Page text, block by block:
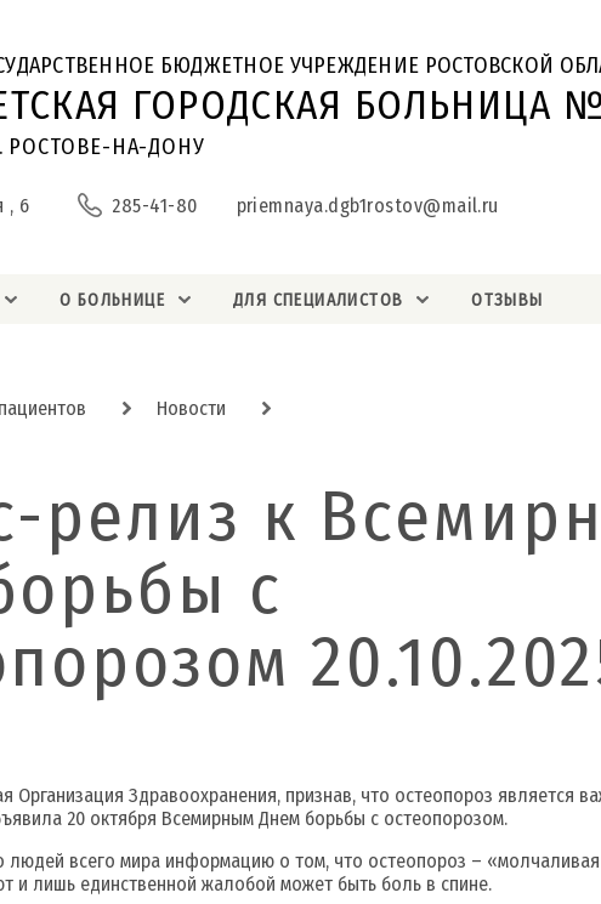
ГОРОДСКАЯ БОЛЬНИЦА
РОСТОВЕ-НА-ДОНУ
БЮДЖЕТНОЕ УЧРЕЖДЕНИЕ РОСТОВСКОЙ
, 6 285-41-80 priemnaya.dgb1rostov@mail.ru
О БОЛЬНИЦЕ ДЛЯ СПЕЦИАЛИСТОВ ОТЗЫВЫ
Новости
релиз к
с
Организация Здравоохранения, признав, что остеопороз является
20 октября Всемирным Днем борьбы с остеопорозом.
людей всего мира информацию о том, что остеопороз –
и лишь единственной жалобой может быть боль в спине.